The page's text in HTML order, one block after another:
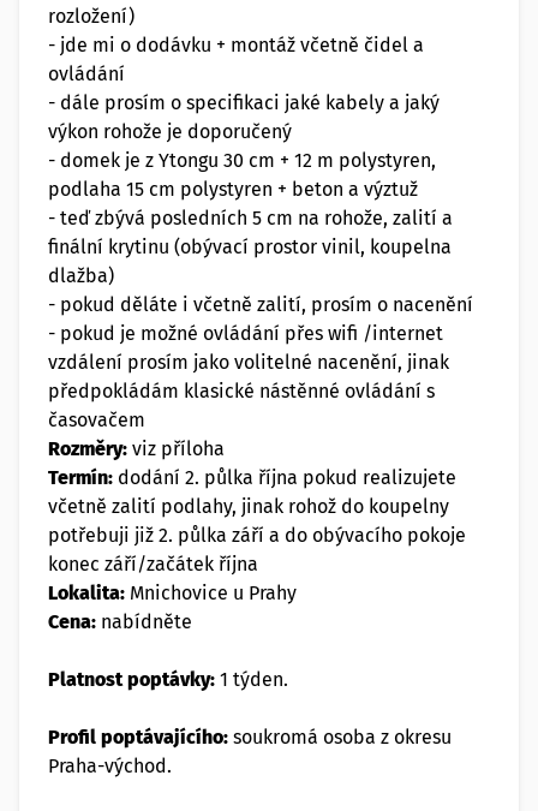
rozložení)
- jde mi o dodávku + montáž včetně čidel a
ovládání
- dále prosím o specifikaci jaké kabely a jaký
výkon rohože je doporučený
- domek je z Ytongu 30 cm + 12 m polystyren,
podlaha 15 cm polystyren + beton a výztuž
- teď zbývá posledních 5 cm na rohože, zalití a
finální krytinu (obývací prostor vinil, koupelna
dlažba)
- pokud děláte i včetně zalití, prosím o nacenění
- pokud je možné ovládání přes wifi /internet
vzdálení prosím jako volitelné nacenění, jinak
předpokládám klasické nástěnné ovládání s
časovačem
Rozměry: viz příloha
Termín: dodání 2. půlka října pokud realizujete
včetně zalití podlahy, jinak rohož do koupelny
potřebuji již 2. půlka září a do obývacího pokoje
konec září/začátek října
Lokalita: Mnichovice u Prahy
Cena: nabídněte
Platnost poptávky: 1 týden.
Profil poptávajícího: soukromá osoba z okresu
Praha-východ.